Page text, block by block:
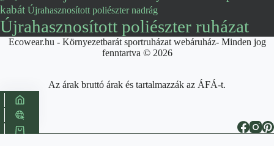
kabát Újrahasznosított poliészter nadrág
Újrahasznosított poliészter ruházat
Ecowear.hu - Környezetbarát sportruházat webáruház- Minden jog
fenntartva © 2026
Az árak bruttó árak és tartalmazzák az ÁFÁ-t.